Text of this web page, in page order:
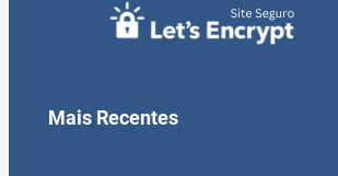
Mais Recentes